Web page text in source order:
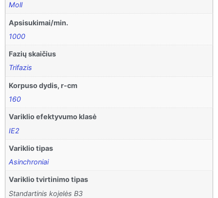
Moll
Apsisukimai/min.
1000
Fazių skaičius
Trifazis
Korpuso dydis, r-cm
160
Variklio efektyvumo klasė
IE2
Variklio tipas
Asinchroniai
Variklio tvirtinimo tipas
Standartinis kojelės B3